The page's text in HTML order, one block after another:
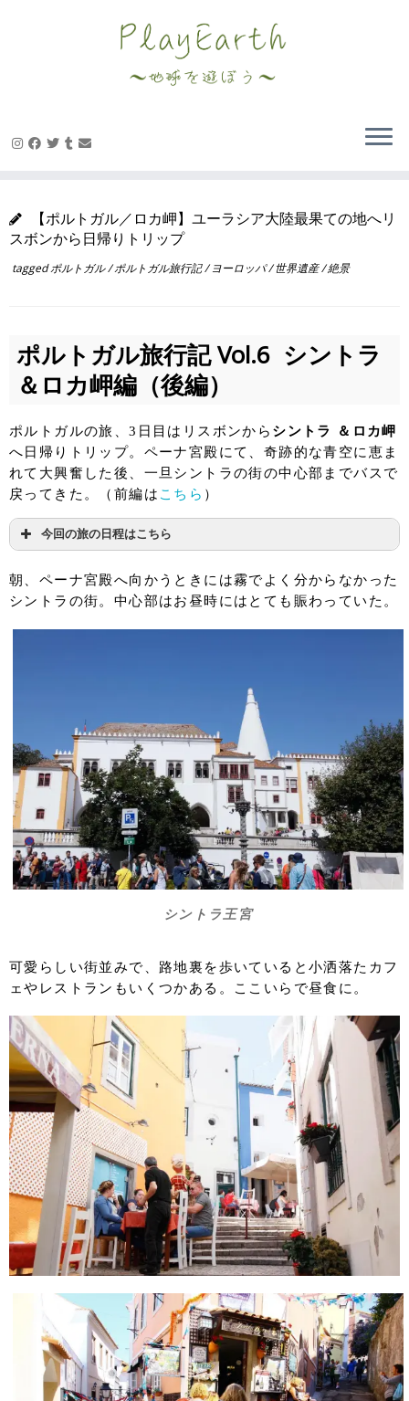
【ポルトガル／ロカ岬】ユーラシア大陸最果ての地へリ
スボンから日帰りトリップ
taggedポルトガル/ポルトガル旅行記/ヨーロッパ/世界遺産/絶景
ポルトガル旅行記Vol.6 シントラ
＆ロカ岬編（後編）
ポルトガルの旅、3日目はリスボンから シントラ ＆ロカ岬
へ日帰りトリップ。ペーナ宮殿にて、奇跡的な青空に恵ま
れて大興奮した後、一旦シントラの街の中心部までバスで
戻ってきた。（前編は こちら ）
今回の旅の日程はこちら
１日目
２日目 リスボン（リスボン泊）
リスボン ⇒ オビドス ⇒ リスボン（リスボン
泊）
５日目 リスボン ⇒ ポルト （ポルト泊）
６日目 ポルト （ポルト泊）
７日目 ポルト ⇒ アムステルダム ⇒
８日目 関空
朝、ペーナ宮殿へ向かうときには霧でよく分からなかった
シントラの街。中心部はお昼時にはとても賑わっていた。
シントラ王宮
可愛らしい街並みで、路地裏を歩いていると小洒落たカフ
ェやレストランもいくつかある。ここいらで昼食に。